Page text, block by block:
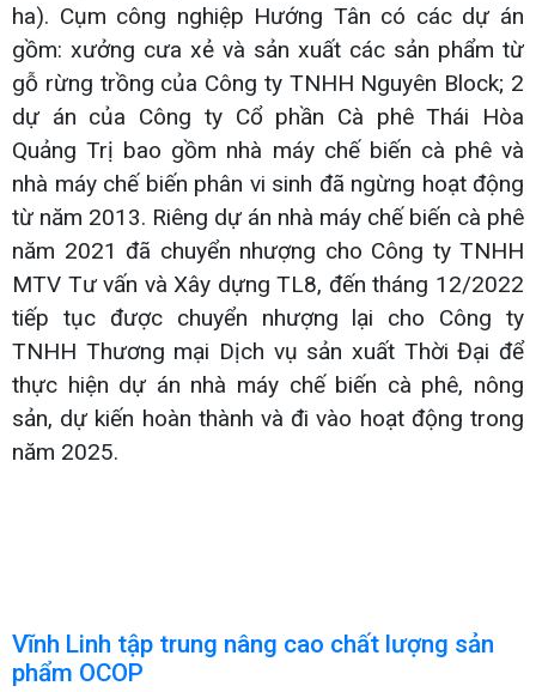
ha). Cụm công nghiệp Hướng Tân có các dự án
gồm: xưởng cưa xẻ và sản xuất các sản phẩm từ
gỗ rừng trồng của Công ty TNHH Nguyên Block; 2
dự án của Công ty Cổ phần Cà phê Thái Hòa
Quảng Trị bao gồm nhà máy chế biến cà phê và
nhà máy chế biến phân vi sinh đã ngừng hoạt động
từ năm 2013. Riêng dự án nhà máy chế biến cà phê
năm 2021 đã chuyển nhượng cho Công ty TNHH
MTV Tư vấn và Xây dựng TL8, đến tháng 12/2022
tiếp tục được chuyển nhượng lại cho Công ty
TNHH Thương mại Dịch vụ sản xuất Thời Đại để
thực hiện dự án nhà máy chế biến cà phê, nông
sản, dự kiến hoàn thành và đi vào hoạt động trong
năm 2025.
Vĩnh Linh tập trung nâng cao chất lượng sản
phẩm OCOP